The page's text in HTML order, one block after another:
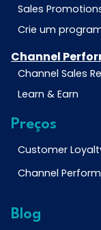
Sales
Crie um
Channel
Channel Sales
Learn & Earn
Preços
Customer
Channel
Blog